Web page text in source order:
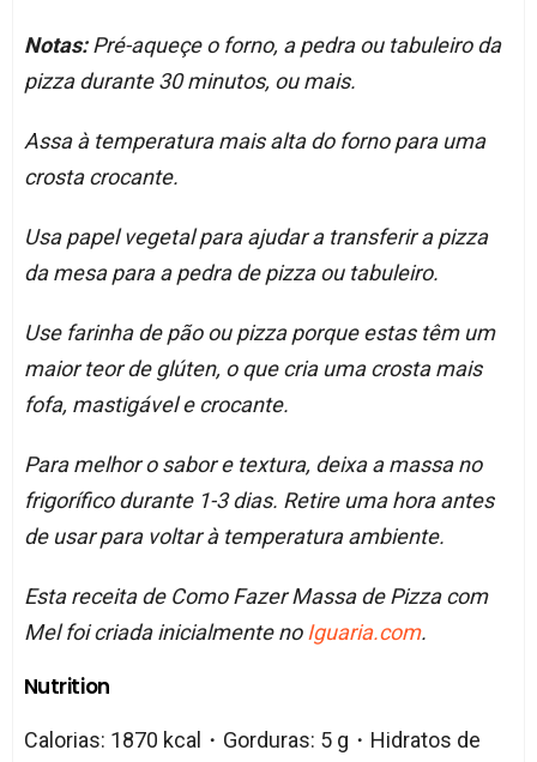
Notas:Pré-aqueçe o forno, a pedra ou tabuleiro da
pizza durante 30 minutos, ou mais.
Assa à temperatura mais alta do forno para uma
crosta crocante.
Usa papel vegetal para ajudar a transferir a pizza
da mesa para a pedra de pizza ou tabuleiro.
Use farinha de pão ou pizza porque estas têm um
maior teor de glúten, o que cria uma crosta mais
fofa, mastigável e crocante.
Para melhor o sabor e textura, deixa a massa no
frigorífico durante 1-3 dias. Retire uma hora antes
de usar para voltar à temperatura ambiente.
Esta receita de Como Fazer Massa de Pizza com
Mel foi criada inicialmente no Iguaria.com.
Nutrition
Calorias: 1870 kcal・Gorduras: 5 g・Hidratos de